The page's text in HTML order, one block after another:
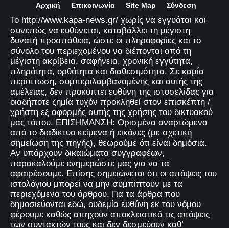
Αρχική Επικοινωνία Site Map Σύνδεση
Το http://www.kapa-news.gr/ χωρίς να εγγυάται και
συνεπώς να ευθύνεται, καταβάλλει τη μέγιστη
δυνατή προσπάθεια, ώστε οι πληροφορίες και το
σύνολο του περιεχομένου να διέπονται από τη
μέγιστη ακρίβεια, σαφήνεια, χρονική εγγύτητα,
πληρότητα, ορθότητα και διαθεσιμότητα. Σε καμία
περίπτωση, συμπεριλαμβανομένης και αυτής της
αμέλειας, δεν προκύπτει ευθύνη της ιστοσελίδας για
οιαδήποτε ζημία τυχόν προκληθεί στον επισκέπτη /
χρήστη εξ αφορμής αυτής της χρήσης του δικτυακού
μας τόπου. ΕΠΙΣΗΜΑΝΣΗ: Ορισμένα αναρτώμενα
από το διαδίκτυο κείμενα ή εικόνες (με σχετική
σημείωση της πηγής), θεωρούμε ότι είναι δημόσια.
Αν υπάρχουν δικαιώματα συγγραφέων,
παρακαλούμε ενημερώστε μας για να τα
αφαιρέσουμε. Επίσης σημειώνεται ότι οι απόψεις του
ιστολόγιου μπορεί να μην συμπίπτουν με τα
περιεχόμενα του άρθρου. Για τα άρθρα που
δημοσιεύονται εδώ, ουδεμία ευθύνη εκ του νόμου
φέρουμε καθώς απηχούν αποκλειστικά τις απόψεις
των συντακτών τους και δεν δεσμεύουν καθ’